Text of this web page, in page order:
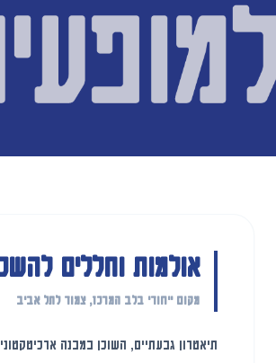
אולמות וחללים
מקום ייחודי בלב המרכז, צמוד לתל אביב
תיאטרון גבעתיים, השוכן במבנה